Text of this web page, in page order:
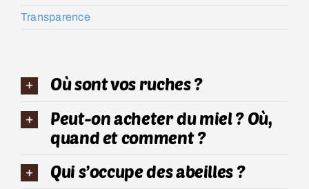
Transparence
Où sont vos ruches ?
Peut-on acheter du miel ? Où,
quand et comment ?
Qui s’occupe des abeilles ?